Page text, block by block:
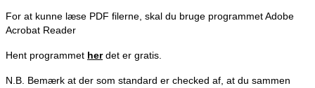
For at kunne læse PDF filerne, skal du bruge programmet Adobe
Acrobat Reader
Hent programmet herdet er gratis.
N.B. Bemærk at der som standard er checked af, at du sammen